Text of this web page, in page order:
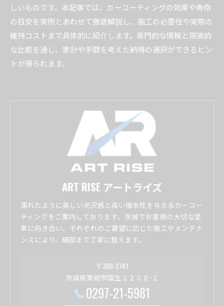
しいものです。本記事では、カーコーティングの効果や寿命
の目安を実例とあわせて徹底解説し、施工の必要性や実際の
維持コストまで具体的に紹介します。専門的な情報と現実的
な比較を通し、家計や手間を考えた納得の選択ができるヒン
トが得られます。
ART RISE アートライズ
濡れたように美しい光沢感と高い撥水性を与えるカーコー
ティングをご案内しております。茨城でお客様の大切な愛
車に向き合い、それぞれのご要望に応じた施工やメンテナ
ンスにより、細部まで丁寧に整えます。
〒300-2741
茨城県常総市国生１２０８−１
0297-21-5981